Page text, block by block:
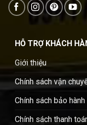
HỖ TRỢ KHÁCH
Giới thiệu
Chính sách vận
Chính sách bảo hành
Chính sách thanh